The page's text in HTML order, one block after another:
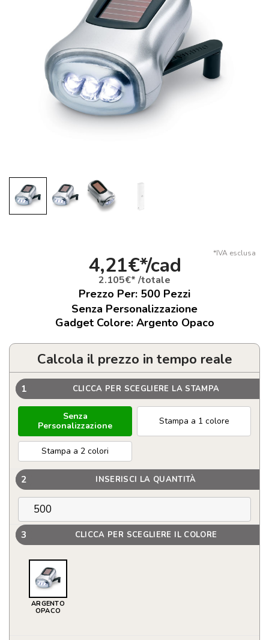
*IVA esclusa
4,21€*/cad
2.105€* /totale
Prezzo Per: 500 Pezzi
Senza Personalizzazione
Gadget Colore: Argento Opaco
Calcola il prezzo in tempo reale
1 CLICCA PER SCEGLIERE LA STAMPA
Senza
Personalizzazione
Stampa a 1 colore
Stampa a 2 colori
2 INSERISCI LA QUANTITÀ
3 CLICCA PER SCEGLIERE IL COLORE
ARGENTO
OPACO